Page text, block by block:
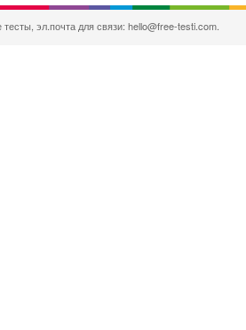
эл.почта для связи: hello@free-testi.com.